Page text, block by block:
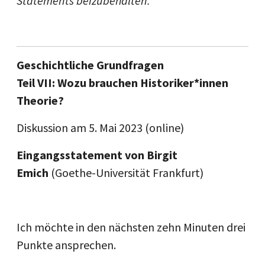
Geschichtliche Grundfragen
Teil VII: Wozu brauchen Historiker*innen
Theorie?
Diskussion am 5. Mai 2023 (online)
Eingangsstatement von Birgit
Emich (Goethe-Universität Frankfurt)
Ich möchte in den nächsten zehn Minuten drei
Punkte ansprechen.